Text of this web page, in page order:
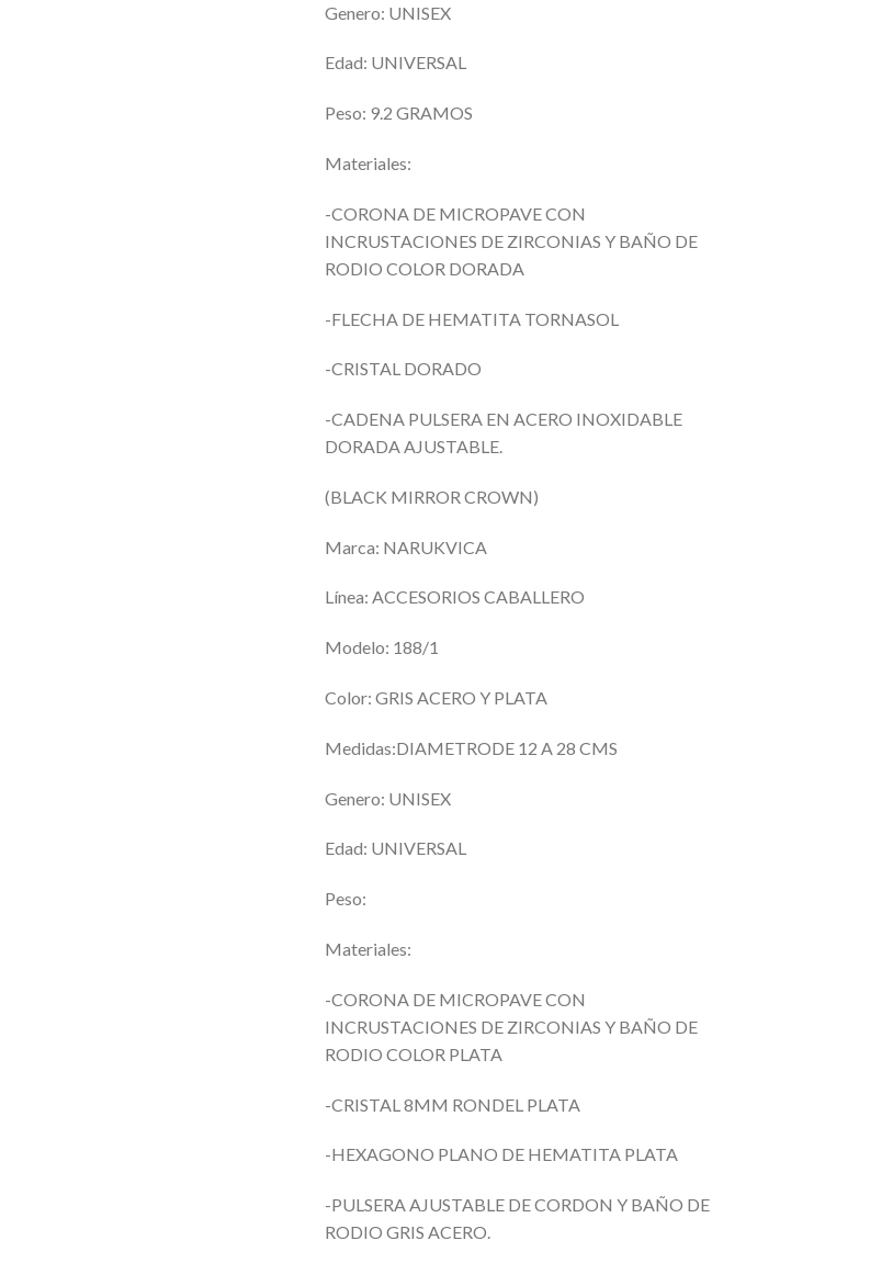
Genero: UNISEX
Edad: UNIVERSAL
Peso: 9.2 GRAMOS
Materiales:
-CORONA DE MICROPAVE CON
INCRUSTACIONES DE ZIRCONIAS Y BAÑO DE
RODIO COLOR DORADA
-FLECHA DE HEMATITA TORNASOL
-CRISTAL DORADO
-CADENA PULSERA EN ACERO INOXIDABLE
DORADA AJUSTABLE.
(BLACK MIRROR CROWN)
Marca: NARUKVICA
Línea: ACCESORIOS CABALLERO
Modelo: 188/1
Color: GRIS ACERO Y PLATA
Medidas:DIAMETRODE 12 A 28 CMS
Genero: UNISEX
Edad: UNIVERSAL
Peso:
Materiales:
-CORONA DE MICROPAVE CON
INCRUSTACIONES DE ZIRCONIAS Y BAÑO DE
RODIO COLOR PLATA
-CRISTAL 8MM RONDEL PLATA
-HEXAGONO PLANO DE HEMATITA PLATA
-PULSERA AJUSTABLE DE CORDON Y BAÑO DE
RODIO GRIS ACERO.